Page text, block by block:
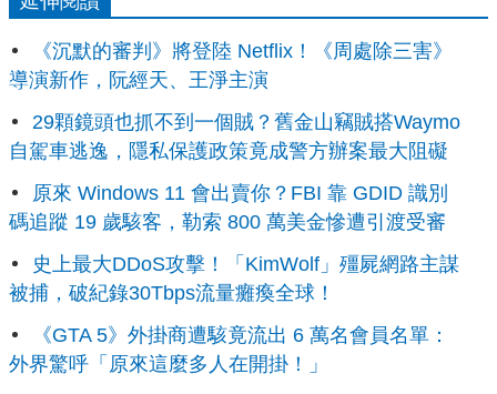
《沉默的審判》將登陸 Netflix！《周處除三害》
導演新作，阮經天、王淨主演
29顆鏡頭也抓不到一個賊？舊金山竊賊搭Waymo
自駕車逃逸，隱私保護政策竟成警方辦案最大阻礙
原來 Windows 11 會出賣你？FBI 靠 GDID 識別
碼追蹤 19 歲駭客，勒索 800 萬美金慘遭引渡受審
史上最大DDoS攻擊！「KimWolf」殭屍網路主謀
被捕，破紀錄30Tbps流量癱瘓全球！
《GTA 5》外掛商遭駭竟流出 6 萬名會員名單：
外界驚呼「原來這麼多人在開掛！」